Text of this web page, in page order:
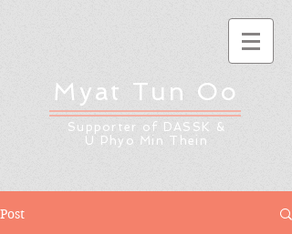
Myat Tun Oo
Supporter of DASSK &
U Phyo Min Thein
Post